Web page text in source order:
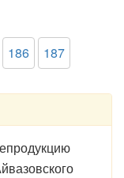
186 187